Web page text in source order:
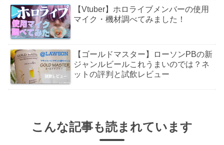
【Vtuber】ホロライブメンバーの使用
マイク・機材調べてみました！
【ゴールドマスター】ローソンPBの新
ジャンルビールこれうまいのでは？ネ
ットの評判と試飲レビュー
こんな記事も読まれています